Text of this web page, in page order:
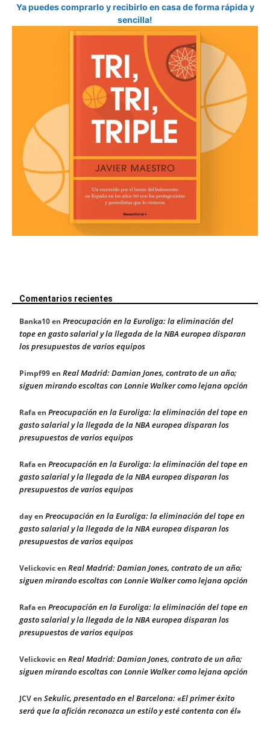
Ya puedes comprarlo y recibirlo en casa de forma rápida y
sencilla!
Comentarios recientes
Banka10en Preocupación en la Euroliga: la eliminación del
tope en gasto salarial y la llegada de la NBA europea disparan
los presupuestos de varios equipos
Pimpf99en Real Madrid: Damian Jones, contrato de un año;
siguen mirando escoltas con Lonnie Walker como lejana opción
Rafaen Preocupación en la Euroliga: la eliminación del tope en
gasto salarial y la llegada de la NBA europea disparan los
presupuestos de varios equipos
Rafaen Preocupación en la Euroliga: la eliminación del tope en
gasto salarial y la llegada de la NBA europea disparan los
presupuestos de varios equipos
dayen Preocupación en la Euroliga: la eliminación del tope en
gasto salarial y la llegada de la NBA europea disparan los
presupuestos de varios equipos
Velickovicen Real Madrid: Damian Jones, contrato de un año;
siguen mirando escoltas con Lonnie Walker como lejana opción
Rafaen Preocupación en la Euroliga: la eliminación del tope en
gasto salarial y la llegada de la NBA europea disparan los
presupuestos de varios equipos
Velickovicen Real Madrid: Damian Jones, contrato de un año;
siguen mirando escoltas con Lonnie Walker como lejana opción
JCVen Sekulic, presentado en el Barcelona: «El primer éxito
será que la afición reconozca un estilo y esté contenta con él»